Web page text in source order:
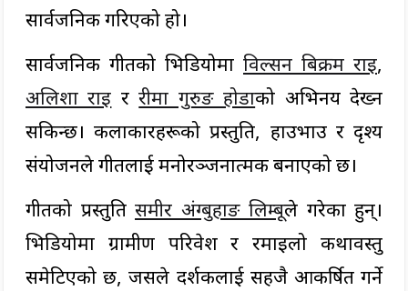
सार्वजनिक गरिएको हो।
सार्वजनिक गीतको भिडियोमा विल्सन बिक्रम राई,
अलिशा राई ररीमा गुरुङ होडाको अभिनय देख्न
सकिन्छ। कलाकारहरूको प्रस्तुति, हाउभाउ र दृश्य
संयोजनले गीतलाई मनोरञ्जनात्मक बनाएको छ।
गीतको प्रस्तुति समीर अंग्बुहाङ लिम्बूले गरेका हुन्।
भिडियोमा ग्रामीण परिवेश र रमाइलो कथावस्तु
समेटिएको छ, जसले दर्शकलाई सहजै आकर्षित गर्ने